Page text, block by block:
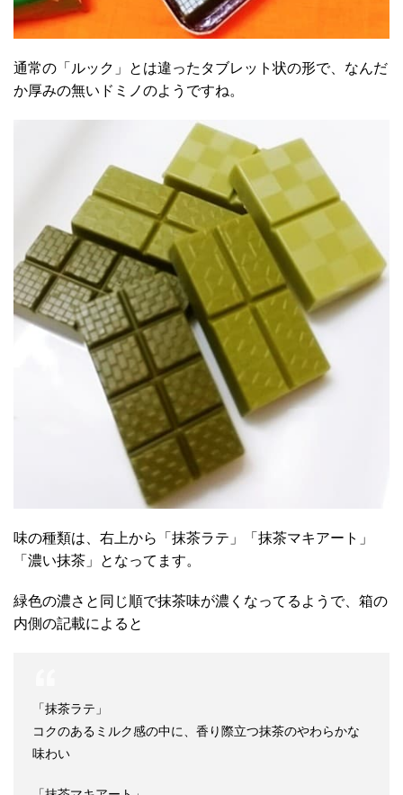
通常の「ルック」とは違ったタブレット状の形で、なんだ
か厚みの無いドミノのようですね。
味の種類は、右上から「抹茶ラテ」「抹茶マキアート」
「濃い抹茶」となってます。
緑色の濃さと同じ順で抹茶味が濃くなってるようで、箱の
内側の記載によると
「抹茶ラテ」
コクのあるミルク感の中に、香り際立つ抹茶のやわらかな
味わい